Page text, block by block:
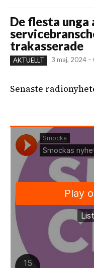
De flesta
trakasserade
AKTUELLT 3 maj, 2024 –
Senaste